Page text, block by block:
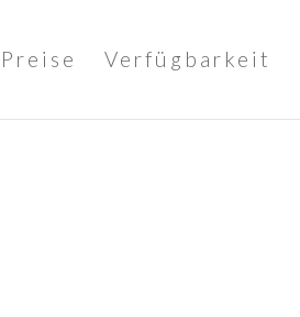
Preise Verfügbarkeit